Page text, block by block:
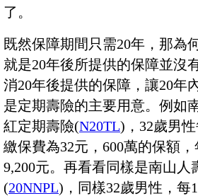
了。
既然保障期間只需20年，那為
就是20年後所提供的保障並沒
消20年後提供的保障，讓20年
是定期壽險的主要用意。例如
紅定期壽險(N20TL)，32歲男
繳保費為32元，600萬的保額
9,200元。再看看同樣是南山人
(20NNPL)，同樣32歲男性，每